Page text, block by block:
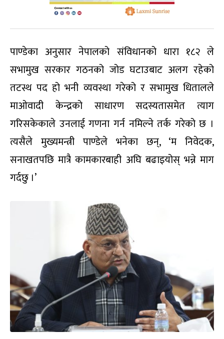
पाण्डेका अनुसार नेपालको संविधानको धारा १८२ ले
सभामुख सरकार गठनको जोड घटाउबाट अलग रहेको
तटस्थ पद हो भनी व्यवस्था गरेको र सभामुख धितालले
माओवादी केन्द्रको साधारण सदस्यतासमेत त्याग
गरिसकेकाले उनलाई गणना गर्न नमिल्ने तर्क गरेको छ ।
त्यसैले मुख्यमन्त्री पाण्डेले भनेका छन्, ‘म निवेदक,
सनाखतपछि मात्रै कामकारबाही अघि बढाइयोस् भन्ने माग
गर्दछु ।’